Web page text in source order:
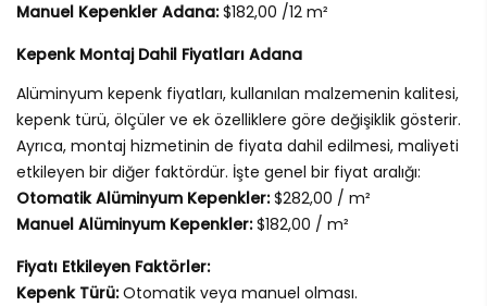
Manuel Kepenkler Adana:$182,00 /12 m²
Kepenk Montaj Dahil Fiyatları Adana
Alüminyum kepenk fiyatları, kullanılan malzemenin kalitesi,
kepenk türü, ölçüler ve ek özelliklere göre değişiklik gösterir.
Ayrıca, montaj hizmetinin de fiyata dahil edilmesi, maliyeti
etkileyen bir diğer faktördür. İşte genel bir fiyat aralığı:
Otomatik Alüminyum Kepenkler:$282,00 / m²
Manuel Alüminyum Kepenkler:$182,00 / m²
Fiyatı Etkileyen Faktörler:
Kepenk Türü:Otomatik veya manuel olması.